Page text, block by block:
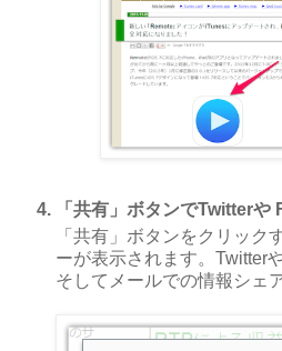
「共有」ボタンでTwitter
「共有」ボタンをクリック
ーが表示されます。Twitter
そしてメールでの情報シェ